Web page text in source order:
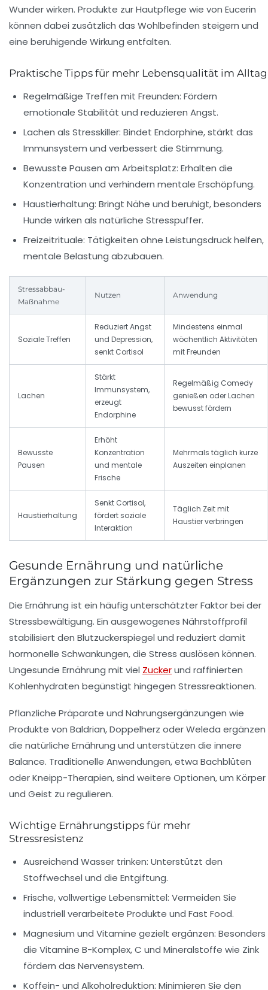
Wunder wirken. Produkte zur Hautpflege wie von Eucerin
können dabei zusätzlich das Wohlbefinden steigern und
eine beruhigende Wirkung entfalten.
Praktische Tipps für mehr Lebensqualität im Alltag
Regelmäßige Treffen mit Freunden: Fördern
emotionale Stabilität und reduzieren Angst.
Lachen als Stresskiller: Bindet Endorphine, stärkt das
Immunsystem und verbessert die Stimmung.
Bewusste Pausen am Arbeitsplatz: Erhalten die
Konzentration und verhindern mentale Erschöpfung.
Haustierhaltung: Bringt Nähe und beruhigt, besonders
Hunde wirken als natürliche Stresspuffer.
Freizeitrituale: Tätigkeiten ohne Leistungsdruck helfen,
mentale Belastung abzubauen.
Stressabbau-
Maßnahme
Nutzen Anwendung
Soziale Treffen
Reduziert Angst
und Depression,
senkt Cortisol
Mindestens einmal
wöchentlich Aktivitäten
mit Freunden
Lachen
Stärkt
Immunsystem,
erzeugt
Endorphine
Regelmäßig Comedy
genießen oder Lachen
bewusst fördern
Bewusste
Pausen
Erhöht
Konzentration
und mentale
Frische
Mehrmals täglich kurze
Auszeiten einplanen
Haustierhaltung
Senkt Cortisol,
fördert soziale
Interaktion
Täglich Zeit mit
Haustier verbringen
Gesunde Ernährung und natürliche
Ergänzungen zur Stärkung gegen Stress
Die Ernährung ist ein häufig unterschätzter Faktor bei der
Stressbewältigung. Ein ausgewogenes Nährstoffprofil
stabilisiert den Blutzuckerspiegel und reduziert damit
hormonelle Schwankungen, die Stress auslösen können.
Ungesunde Ernährung mit viel Zuckerund raffinierten
Kohlenhydraten begünstigt hingegen Stressreaktionen.
Pflanzliche Präparate und Nahrungsergänzungen wie
Produkte von Baldrian, Doppelherz oder Weleda ergänzen
die natürliche Ernährung und unterstützen die innere
Balance. Traditionelle Anwendungen, etwa Bachblüten
oder Kneipp-Therapien, sind weitere Optionen, um Körper
und Geist zu regulieren.
Wichtige Ernährungstipps für mehr
Stressresistenz
Ausreichend Wasser trinken: Unterstützt den
Stoffwechsel und die Entgiftung.
Frische, vollwertige Lebensmittel: Vermeiden Sie
industriell verarbeitete Produkte und Fast Food.
Magnesium und Vitamine gezielt ergänzen: Besonders
die Vitamine B-Komplex, C und Mineralstoffe wie Zink
fördern das Nervensystem.
Koffein- und Alkoholreduktion: Minimieren Sie den